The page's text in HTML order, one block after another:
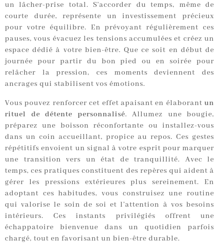
un lâcher-prise total. S’accorder du temps, même de
courte durée, représente un investissement précieux
pour votre équilibre. En prévoyant régulièrement ces
pauses, vous évacuez les tensions accumulées et créez un
espace dédié à votre bien-être. Que ce soit en début de
journée pour partir du bon pied ou en soirée pour
relâcher la pression, ces moments deviennent des
ancrages qui stabilisent vos émotions.
Vous pouvez renforcer cet effet apaisant en élaborant un
rituel de détente personnalisé. Allumez une bougie,
préparez une boisson réconfortante ou installez-vous
dans un coin accueillant, propice au repos. Ces gestes
répétitifs envoient un signal à votre esprit pour marquer
une transition vers un état de tranquillité. Avec le
temps, ces pratiques constituent des repères qui aident à
gérer les pressions extérieures plus sereinement. En
adoptant ces habitudes, vous construisez une routine
qui valorise le soin de soi et l’attention à vos besoins
intérieurs. Ces instants privilégiés offrent une
échappatoire bienvenue dans un quotidien parfois
chargé, tout en favorisant un bien-être durable.